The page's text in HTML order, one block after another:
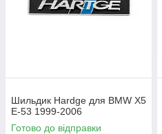
Шильдик Hardge для BMW X5
E-53 1999-2006
Готово до відправки